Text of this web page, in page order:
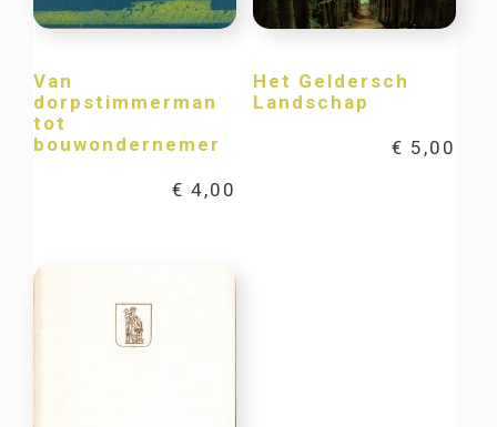
Van
dorpstimmerman
tot
bouwondernemer
€ 4,00
Het Geldersch
Landschap
€ 5,00